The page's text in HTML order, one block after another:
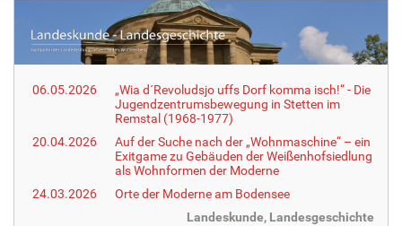
e
:
06.05.2026
„Wia d´Revoludsjo uffs Dorf komma isch!“ - Die
Jugendzentrumsbewegung in Stetten im
Remstal (1968-1977)
20.04.2026
Auf der Suche nach der „Wohnmaschine“ – ein
Exitgame zu Gebäuden der Weißenhofsiedlung
als Wohnformen der Moderne
24.03.2026
Orte der Moderne am Bodensee
Landeskunde, Landesgeschichte